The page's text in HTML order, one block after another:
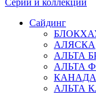
Серии и коллекции
Сайдинг
АЛЯСКА
АЛЬТА
АЛЬТА
АЛЬТА